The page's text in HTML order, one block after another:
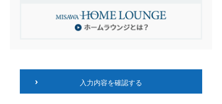
入力内容を確認する